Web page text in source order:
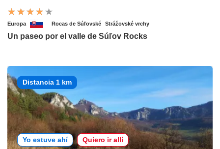
Europa Rocas de Súľovské Strážovské vrchy
Un paseo por el valle de Súľov Rocks
Distancia 1 km
Yo estuve ahí Quiero ir allí